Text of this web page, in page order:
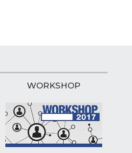
WORKSHOP